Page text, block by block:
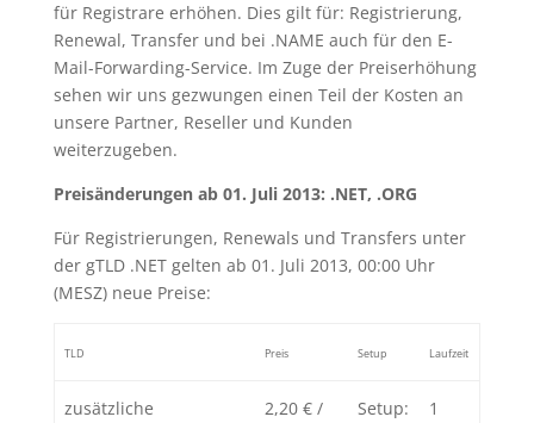
für Registrare erhöhen. Dies gilt für: Registrierung,
Renewal, Transfer und bei .NAME auch für den E-
Mail-Forwarding-Service. Im Zuge der Preiserhöhung
sehen wir uns gezwungen einen Teil der Kosten an
unsere Partner, Reseller und Kunden
weiterzugeben.
Preisänderungen ab 01. Juli 2013: .NET, .ORG
Für Registrierungen, Renewals und Transfers unter
der gTLD .NET gelten ab 01. Juli 2013, 00:00 Uhr
(MESZ) neue Preise:
TLD Preis Setup Laufzeit
zusätzliche
2,20 € /
Setup:
1